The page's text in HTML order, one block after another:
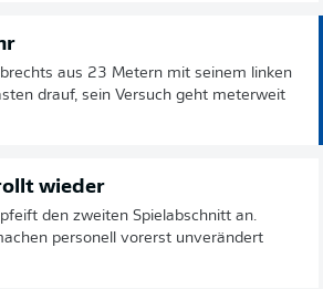
aus 23 Metern mit seinem linken
drauf, sein Versuch geht meterweit
wieder
den zweiten Spielabschnitt an.
personell vorerst unverändert